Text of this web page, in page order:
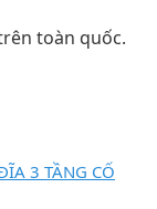
toàn quốc.
3 TẦNG CỐ